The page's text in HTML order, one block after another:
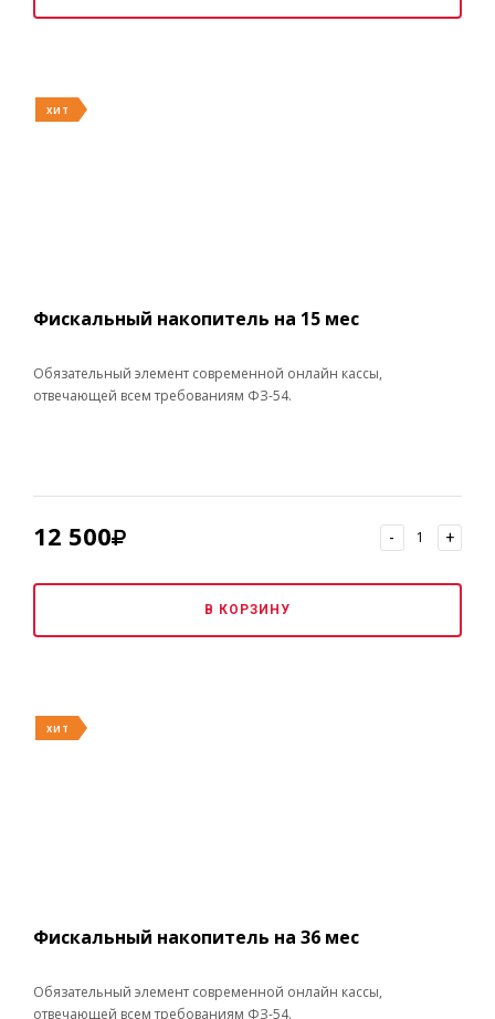
ХИТ
Фискальный накопитель на 15 мес
Обязательный элемент современной онлайн кассы,
отвечающей всем требованиям ФЗ-54.
12 500 - +
В КОРЗИНУ
ХИТ
Фискальный накопитель на 36 мес
Обязательный элемент современной онлайн кассы,
отвечающей всем требованиям ФЗ-54.